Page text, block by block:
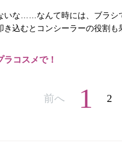
いな……なんて時には、ブラシ
込むとコンシーラーの役割も
コスメで！
前へ 1 2